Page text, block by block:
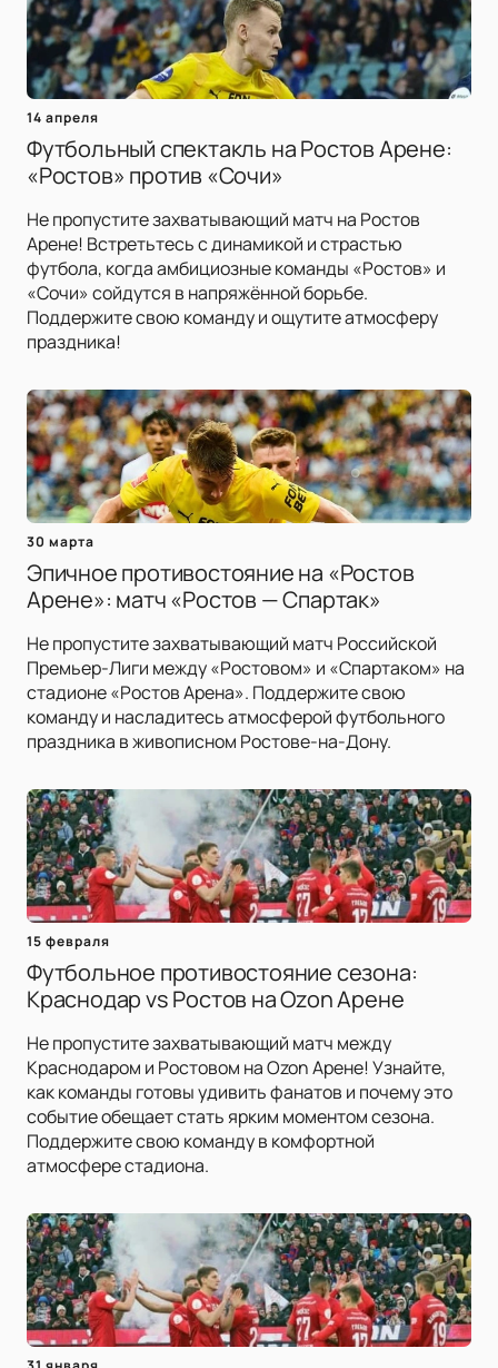
14 апреля
Футбольный спектакль на Ростов Арене:
«Ростов» против «Сочи»
Не пропустите захватывающий матч на Ростов
Арене! Встретьтесь с динамикой и страстью
футбола, когда амбициозные команды «Ростов» и
«Сочи» сойдутся в напряжённой борьбе.
Поддержите свою команду и ощутите атмосферу
праздника!
30 марта
Эпичное противостояние на «Ростов
Арене»: матч «Ростов — Спартак»
Не пропустите захватывающий матч Российской
Премьер-Лиги между «Ростовом» и «Спартаком» на
стадионе «Ростов Арена». Поддержите свою
команду и насладитесь атмосферой футбольного
праздника в живописном Ростове-на-Дону.
15 февраля
Футбольное противостояние сезона:
Краснодар vs Ростов на Ozon Арене
Не пропустите захватывающий матч между
Краснодаром и Ростовом на Ozon Арене! Узнайте,
как команды готовы удивить фанатов и почему это
событие обещает стать ярким моментом сезона.
Поддержите свою команду в комфортной
атмосфере стадиона.